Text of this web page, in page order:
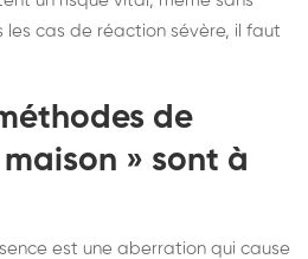
les cas de réaction sévère, il faut
de
» sont à
est une aberration qui cause